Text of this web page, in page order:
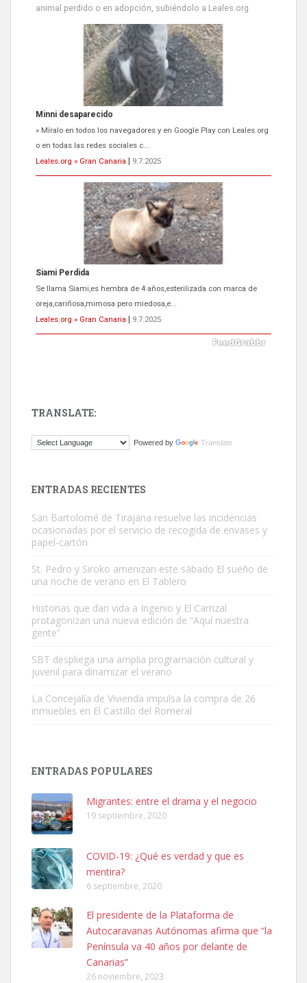
animal perdido o en adopción, subiéndolo a Leales.org
Siami Perdida
Se llama Siami,es hembra de 4 años,esterilizada con marca de
oreja,cariñosa,mimosa pero miedosa,e...
Leales.org » Gran Canaria
9.7.2025
ADOPCIÓN URGENTE GATA TEROR GRAN CANARIA
El ayuntamiento se va a llevar a Los Gatos callejeros de la zona los
próximos días, ella incluida...
Leales.org » Gran Canaria
9.7.2025
Este gato macho ha aparecido en la calle hace menos de un mes,
Busco adopción responsable para mi perra. Pastor alemán,
hembra, 4 años. Por motivos personales ...
Leales.org » Gran Canaria
Leales.org » Gran Canaria
Ninfa perdida
El día 5 se los perdió una ninfa papillera, asustada tiene miedo a la
calle, se perdió por la zon...
Leales.org » Gran Canaria
6.7.2025
TRANSLATE:
Powered by Translate
ENTRADAS RECIENTES
San Bartolomé de Tirajana resuelve las incidencias
ocasionadas por el servicio de recogida de envases y
papel-cartón
St. Pedro y Siroko amenizan este sábado El sueño de
una noche de verano en El Tablero
Historias que dan vida a Ingenio y El Carrizal
protagonizan una nueva edición de “Aquí nuestra
gente”
SBT despliega una amplia programación cultural y
juvenil para dinamizar el verano
La Concejalía de Vivienda impulsa la compra de 26
inmuebles en El Castillo del Romeral
ENTRADAS POPULARES
Migrantes: entre el drama y el negocio
19 septiembre, 2020
COVID-19: ¿Qué es verdad y que es
mentira?
6 septiembre, 2020
El presidente de la Plataforma de
Autocaravanas Autónomas afirma que “la
Península va 40 años por delante de
Canarias”
26 noviembre, 2023